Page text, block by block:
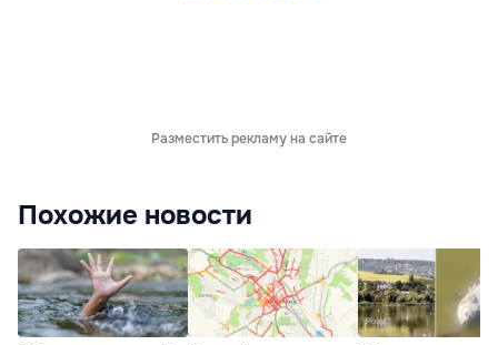
Разместить рекламу на сайте
Похожие новости